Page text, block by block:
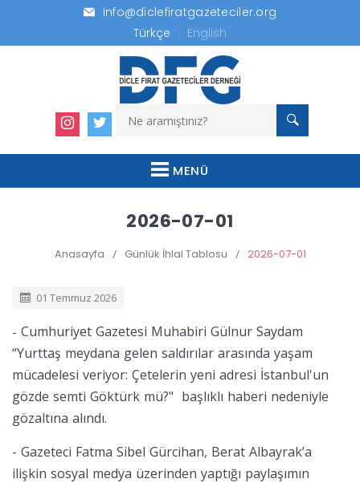
info@diclefiratgazeteciler.org
Türkçe
English
MENÜ
2026-07-01
Anasayfa / Günlük İhlal Tablosu / 2026-07-01
01 Temmuz 2026
- Cumhuriyet Gazetesi Muhabiri Gülnur Saydam
“Yurttaş meydana gelen saldırılar arasında yaşam
mücadelesi veriyor: Çetelerin yeni adresi İstanbul'un
gözde semti Göktürk mü?" başlıklı haberi nedeniyle
gözaltına alındı.
- Gazeteci Fatma Sibel Gürcihan, Berat Albayrak’a
ilişkin sosyal medya üzerinden yaptığı paylaşımın